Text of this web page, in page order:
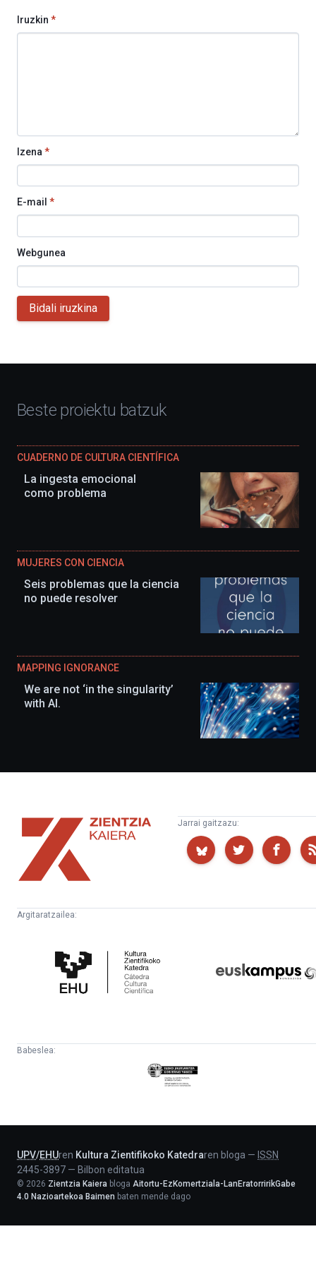
Iruzkin *
Izena *
E-mail *
Webgunea
Bidali iruzkina
Beste proiektu batzuk
CUADERNO DE CULTURA CIENTÍFICA
La ingesta emocional
como problema
MUJERES CON CIENCIA
Seis problemas que la ciencia
no puede resolver
MAPPING IGNORANCE
We are not ‘in the singularity’
with AI.
Zientzia
Kaiera
Jarrai gaitzazu:
Argitaratzailea:
Zientifikoko
Katedra
Babeslea:
Eusko
Jaurlaritza
UPV/EHUren Kultura Zientifikoko Katedraren bloga — ISSN
2445-3897 — Bilbon editatua
© 2026 Zientzia Kaiera bloga Aitortu-EzKomertziala-LanEratorririkGabe
4.0 Nazioartekoa Baimen baten mende dago